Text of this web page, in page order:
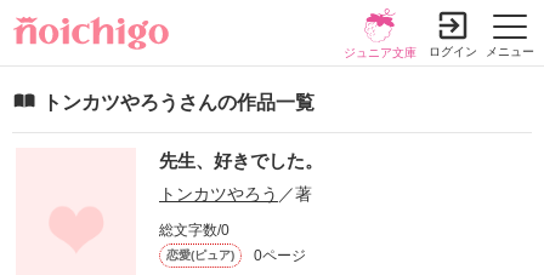
メニュー
ジュニア文庫 ログイン
トンカツやろうさんの作品一覧
先生、好きでした。
トンカツやろう ／著
総文字数/0
恋愛(ピュア) 0ページ